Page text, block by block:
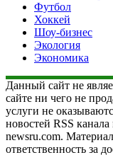
Футбол
Хоккей
Шоу-бизнес
Экология
Экономика
Данный сайт не
сайте ни чего не
услуги не
новостей RSS
newsru.com.
ответственность за